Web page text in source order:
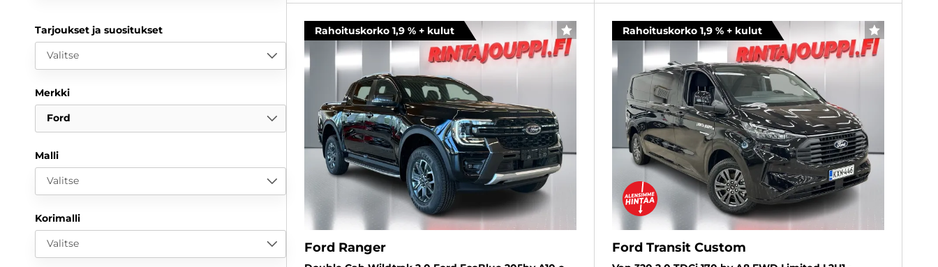
Tarjoukset ja suositukset
Valitse
Merkki
Ford
Malli
Valitse
Korimalli
Valitse
Rahoituskorko 1,9 % + kulut SUOSIKKI
Ford Ranger
Rahoituskorko 1,9 % + kulut SUOSIKKI
Ford Transit Custom